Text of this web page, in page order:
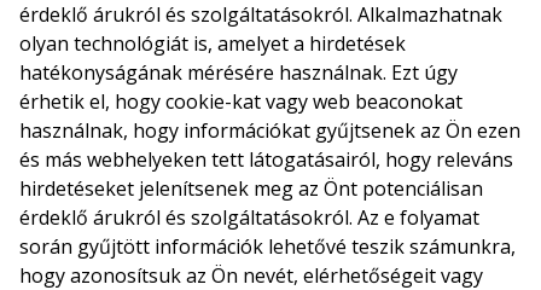
érdeklő árukról és szolgáltatásokról. Alkalmazhatnak
olyan technológiát is, amelyet a hirdetések
hatékonyságának mérésére használnak. Ezt úgy
érhetik el, hogy cookie-kat vagy web beaconokat
használnak, hogy információkat gyűjtsenek az Ön ezen
és más webhelyeken tett látogatásairól, hogy releváns
hirdetéseket jelenítsenek meg az Önt potenciálisan
érdeklő árukról és szolgáltatásokról. Az e folyamat
során gyűjtött információk lehetővé teszik számunkra,
hogy azonosítsuk az Ön nevét, elérhetőségeit vagy